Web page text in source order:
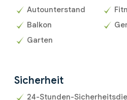
Autounterstand
Balkon
Garten
Sicherheit
24-Stunden-